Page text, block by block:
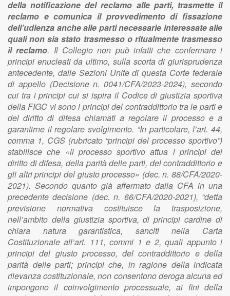
della notificazione del reclamo alle parti, trasmette il
reclamo e comunica il provvedimento di fissazione
dell’udienza anche alle parti necessarie interessate alle
quali non sia stato trasmesso o ritualmente trasmesso
il reclamo. Il Collegio non può infatti che confermare i
principi enucleati da ultimo, sulla scorta di giurisprudenza
antecedente, dalle Sezioni Unite di questa Corte federale
di appello (Decisione n. 0041/CFA/2023-2024), secondo
cui tra i principi cui si ispira il Codice di giustizia sportiva
della FIGC vi sono i principi del contraddittorio tra le parti e
del diritto di difesa chiamati a regolare il processo e a
garantirne il regolare svolgimento. “In particolare, l’art. 44,
comma 1, CGS (rubricato “principi del processo sportivo”)
stabilisce che «il processo sportivo attua i principi del
diritto di difesa, della parità delle parti, del contraddittorio e
gli altri principi del giusto processo» (dec. n. 88/CFA/2020-
2021). Secondo quanto già affermato dalla CFA in una
precedente decisione (dec. n. 66/CFA/2020-2021), “detta
previsione normativa costituisce la trasposizione,
nell’ambito della giustizia sportiva, di principi cardine di
chiara natura garantistica, sanciti nella Carta
Costituzionale all’art. 111, commi 1 e 2, quali appunto i
principi del giusto processo, del contraddittorio e della
parità delle parti; principi che, in ragione della indicata
rilevanza costituzionale, non consentono deroga alcuna ed
impongono il coinvolgimento processuale, ai fini della